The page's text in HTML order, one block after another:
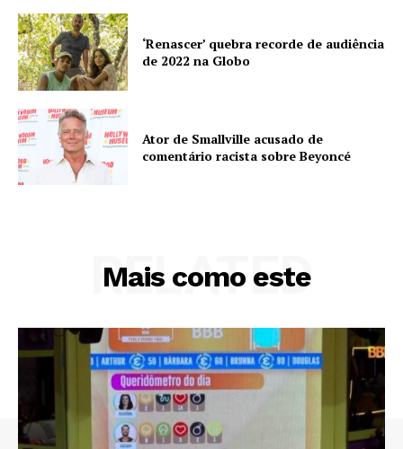
‘Renascer’ quebra recorde de audiência
de 2022 na Globo
Ator de Smallville acusado de
comentário racista sobre Beyoncé
Mais como este
RELATED